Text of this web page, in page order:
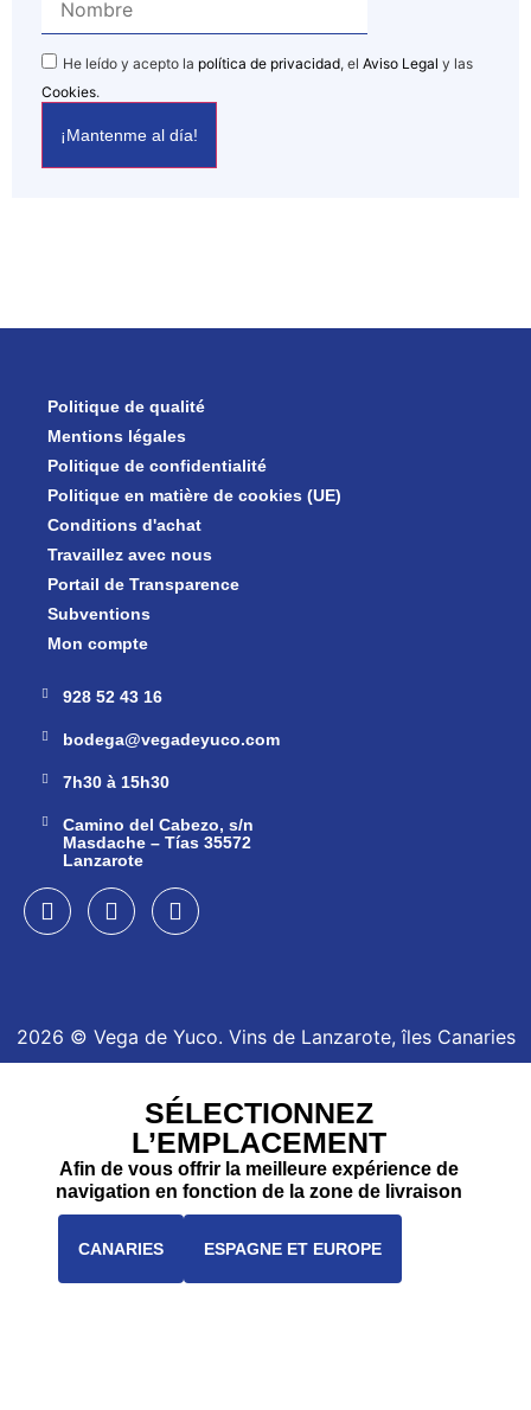
He leído y acepto la política de privacidad, el Aviso Legal y las
Cookies.
Politique de qualité
Mentions légales
Politique de confidentialité
Politique en matière de cookies (UE)
Conditions d'achat
Travaillez avec nous
Portail de Transparence
Subventions
Mon compte
928 52 43 16
bodega@vegadeyuco.com
7h30 à 15h30
Camino del Cabezo, s/n
Masdache – Tías 35572
Lanzarote
2026 © Vega de Yuco. Vins de Lanzarote, îles Canaries
SÉLECTIONNEZ
L’EMPLACEMENT
Afin de vous offrir la meilleure expérience de
navigation en fonction de la zone de livraison
CANARIES ESPAGNE ET EUROPE